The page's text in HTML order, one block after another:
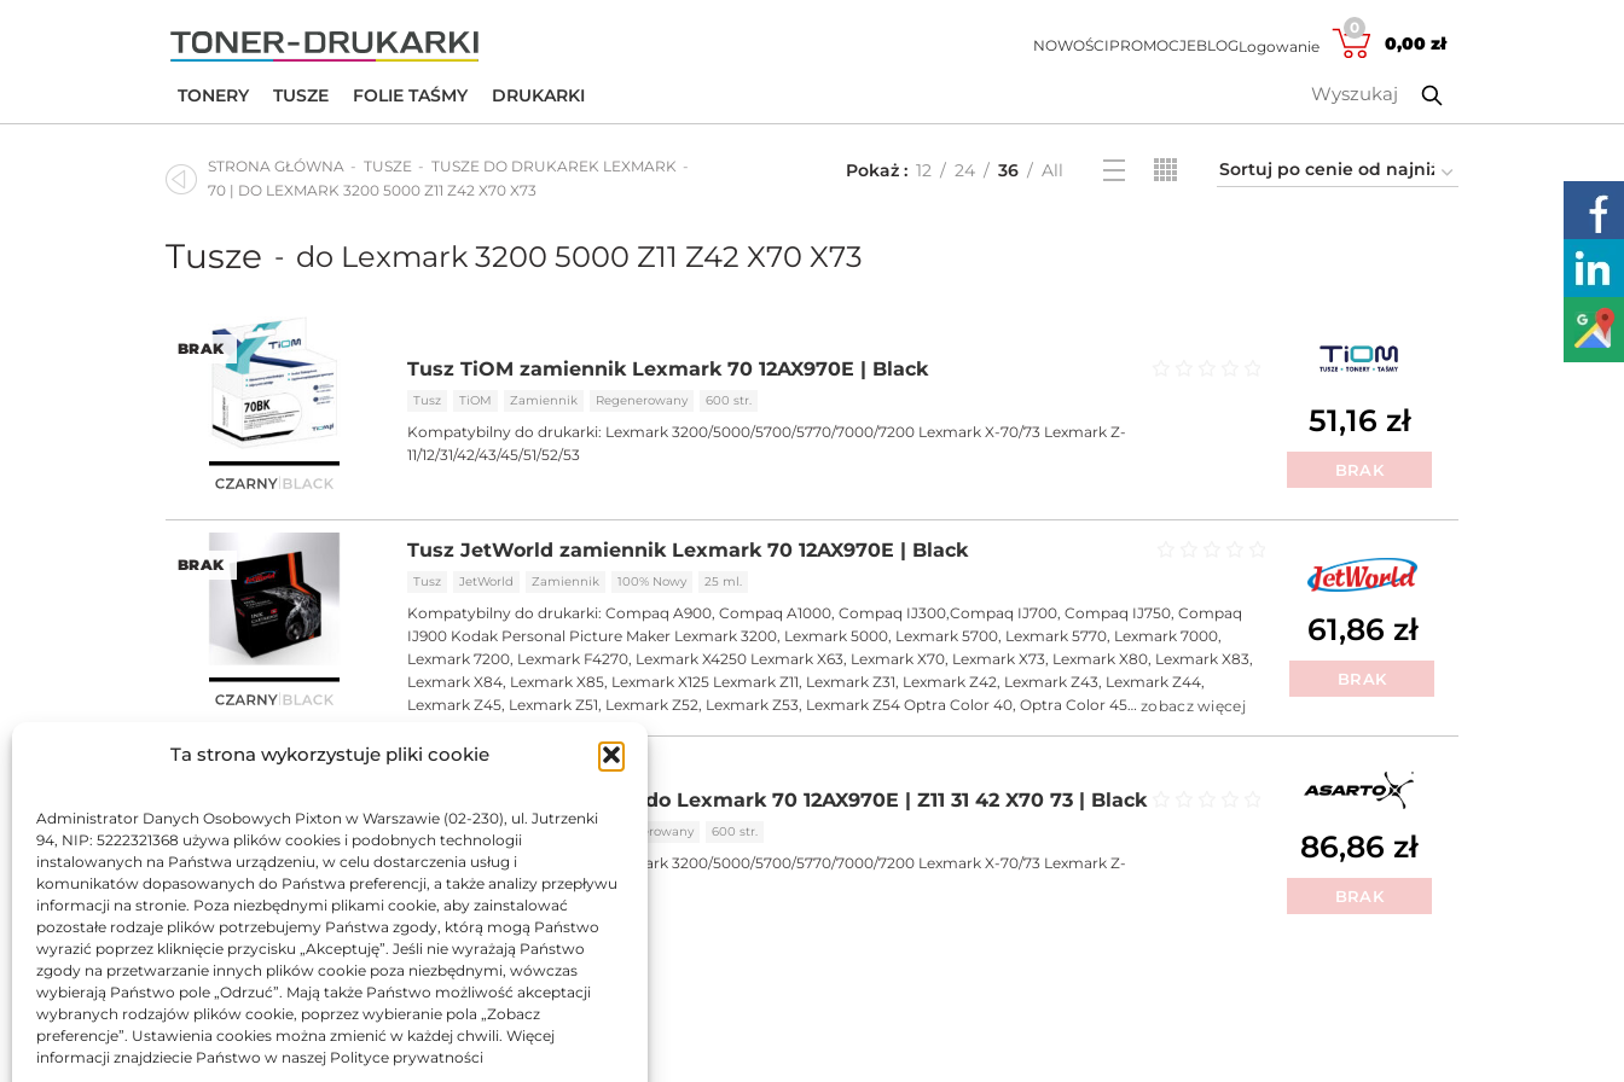
Ta strona wykorzystuje pliki cookie
Administrator Danych Osobowych Pixton w Warszawie (02-230), ul. Jutrzenki
94, NIP: 5222321368 używa plików cookies i podobnych technologii
instalowanych na Państwa urządzeniu, w celu dostarczenia usług i
komunikatów dopasowanych do Państwa preferencji, a także analizy przepływu
informacji na stronie. Poza niezbędnymi plikami cookie, aby zainstalować
pozostałe rodzaje plików potrzebujemy Państwa zgody, którą mogą Państwo
wyrazić poprzez kliknięcie przycisku „Akceptuję”. Jeśli nie wyrażają Państwo
zgody na przetwarzanie innych plików cookie poza niezbędnymi, wówczas
wybierają Państwo pole „Odrzuć”. Mają także Państwo możliwość akceptacji
wybranych rodzajów plików cookie, poprzez wybieranie pola „Zobacz
preferencje”. Ustawienia cookies można zmienić w każdej chwili. Więcej
informacji znajdziecie Państwo w naszej Polityce prywatności
NOWOŚCIPROMOCJEBLOGLogowanie
0
0,00 zł
TONERY TUSZE FOLIE TAŚMY DRUKARKI
STRONA GŁÓWNA TUSZE
TUSZE DO DRUKAREK LEXMARK
70 | DO LEXMARK 3200 5000 Z11 Z42 X70 X73
Pokaż 12 24 36 All
Tusze - do Lexmark 3200 5000 Z11 Z42 X70 X73
BRAK
Tusz TiOM zamiennik Lexmark 70 12AX970E | Black
Tusz TiOM Zamiennik Regenerowany 600 str.
Kompatybilny do drukarki: Lexmark 3200/5000/5700/5770/7000/7200 Lexmark X-70/73 Lexmark Z-
11/12/31/42/43/45/51/52/53
51,16 zł
BRAK
BRAK
Tusz JetWorld zamiennik Lexmark 70 12AX970E | Black
Oceniono0
Tusz JetWorld Zamiennik 100% Nowy 25 ml.
Kompatybilny do drukarki: Compaq A900, Compaq A1000, Compaq IJ300,Compaq IJ700, Compaq IJ750, Compaq
IJ900 Kodak Personal Picture Maker Lexmark 3200, Lexmark 5000, Lexmark 5700, Lexmark 5770, Lexmark 7000,
Lexmark 7200, Lexmark F4270, Lexmark X4250 Lexmark X63, Lexmark X70, Lexmark X73, Lexmark X80, Lexmark X83,
Lexmark X84, Lexmark X85, Lexmark X125 Lexmark Z11, Lexmark Z31, Lexmark Z42, Lexmark Z43, Lexmark Z44,
Lexmark Z45, Lexmark Z51, Lexmark Z52, Lexmark Z53, Lexmark Z54 Optra Color 40, Optra Color 45… zobacz więcej
61,86 zł
BRAK
Tusz Asarto zamiennik do Lexmark 70 12AX970E | Z11 31 42 X70 73 | Black
Tusz Asarto Zamiennik Regenerowany 600 str.
Kompatybilny do drukarki:
Lexmark 3200/5000/5700/5770/7000/7200 Lexmark X-70/73 Lexmark Z-
11/12/31/42/43/45/51/52/53
86,86 zł
BRAK